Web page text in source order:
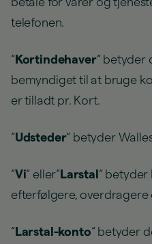
telefonen.
“Kortindehaver“ betyder
bemyndiget til at bruge
er tilladt pr. Kort.
“Udsteder“ betyder
“Vi“ eller“ Larstal “
efterfølgere, overdragere
“Larstal-konto“ betyder